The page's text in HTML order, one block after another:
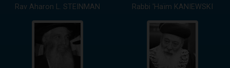
Rav Aharon L. STEINMAN Rabbi 'Haïm KANIEWSKI